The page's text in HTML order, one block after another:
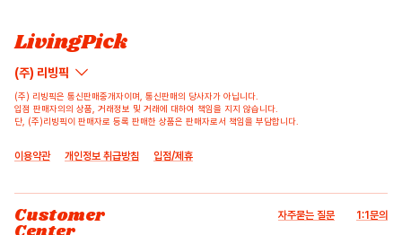
LivingPick
(주) 리빙픽
(주) 리빙픽은 통신판매중개자이며, 통신판매의 당사자가 아닙니다.
입점 판매자의의 상품, 거래정보 및 거래에 대하여 책임을 지지 않습니다.
단, (주)리빙픽이 판매자로 등록 판매한 상품은 판매자로서 책임을 부담합니다.
이용약관 개인정보 취급방침 입점/제휴
Customer 자주묻는 질문 1:1문의